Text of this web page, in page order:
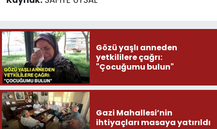
Gözü yaşlı anneden
yetkililere çağrı:
"Çocuğumu bulun"
Gazi Mahallesi’nin
ihtiyaçları masaya yatırıldı